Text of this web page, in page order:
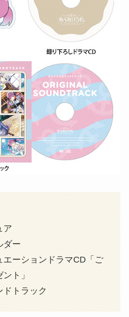
ア
ダー
エーションドラマCD「ご
ト」
ドトラック